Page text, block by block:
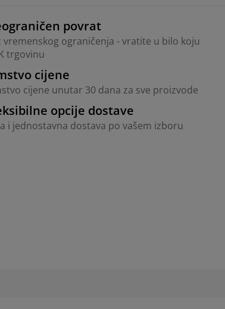
povrat
vremenskog ograničenja - vratite u bilo koju
trgovinu
cijene
cijene unutar 30 dana za sve proizvode
opcije dostave
i jednostavna dostava po vašem izboru